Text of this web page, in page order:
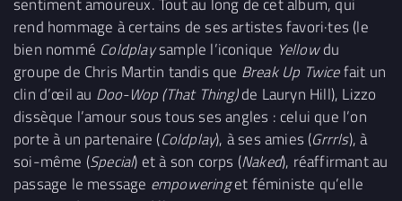
rend hommage à certains de ses artistes favori·tes (le
bien nommé Coldplaysample l’iconique Yellowdu
groupe de Chris Martin tandis que Break Up Twicefait un
clin d’œil au Doo-Wop (That Thing)de Lauryn Hill), Lizzo
dissèque l’amour sous tous ses angles : celui que l’on
porte à un partenaire (Coldplay), à ses amies (Grrrls), à
soi-même (Special) et à son corps (Naked), réaffirmant au
passage le message empoweringet féministe qu’elle